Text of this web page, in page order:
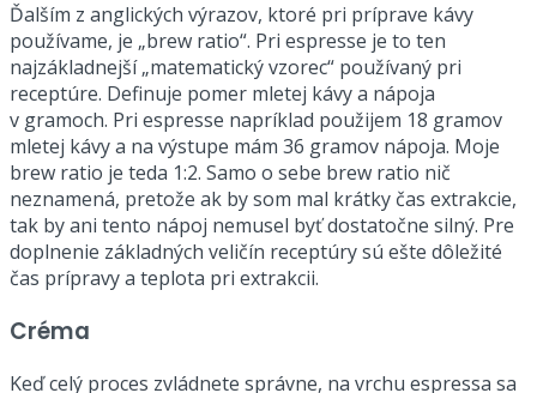
Ďalším z anglických výrazov, ktoré pri príprave kávy
používame, je „brew ratio“. Pri espresse je to ten
najzákladnejší „matematický vzorec“ používaný pri
receptúre. Definuje pomer mletej kávy a nápoja
v gramoch. Pri espresse napríklad použijem 18 gramov
mletej kávy a na výstupe mám 36 gramov nápoja. Moje
brew ratio je teda 1:2. Samo o sebe brew ratio nič
neznamená, pretože ak by som mal krátky čas extrakcie,
tak by ani tento nápoj nemusel byť dostatočne silný. Pre
doplnenie základných veličín receptúry sú ešte dôležité
čas prípravy a teplota pri extrakcii.
Créma
Keď celý proces zvládnete správne, na vrchu espressa sa